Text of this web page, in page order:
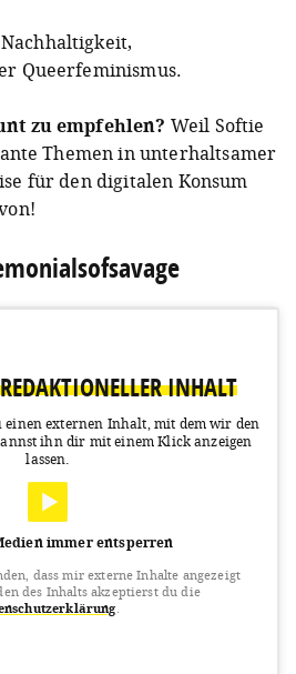
Queerfeminismus.
zu empfehlen? Weil Softie
Themen in unterhaltsamer
für den digitalen Konsum
INHALT
einen externen Inhalt, mit dem wir den
ihn dir mit einem Klick anzeigen
lassen.
immer entsperren
dass mir externe Inhalte angezeigt
des Inhalts akzeptierst du die